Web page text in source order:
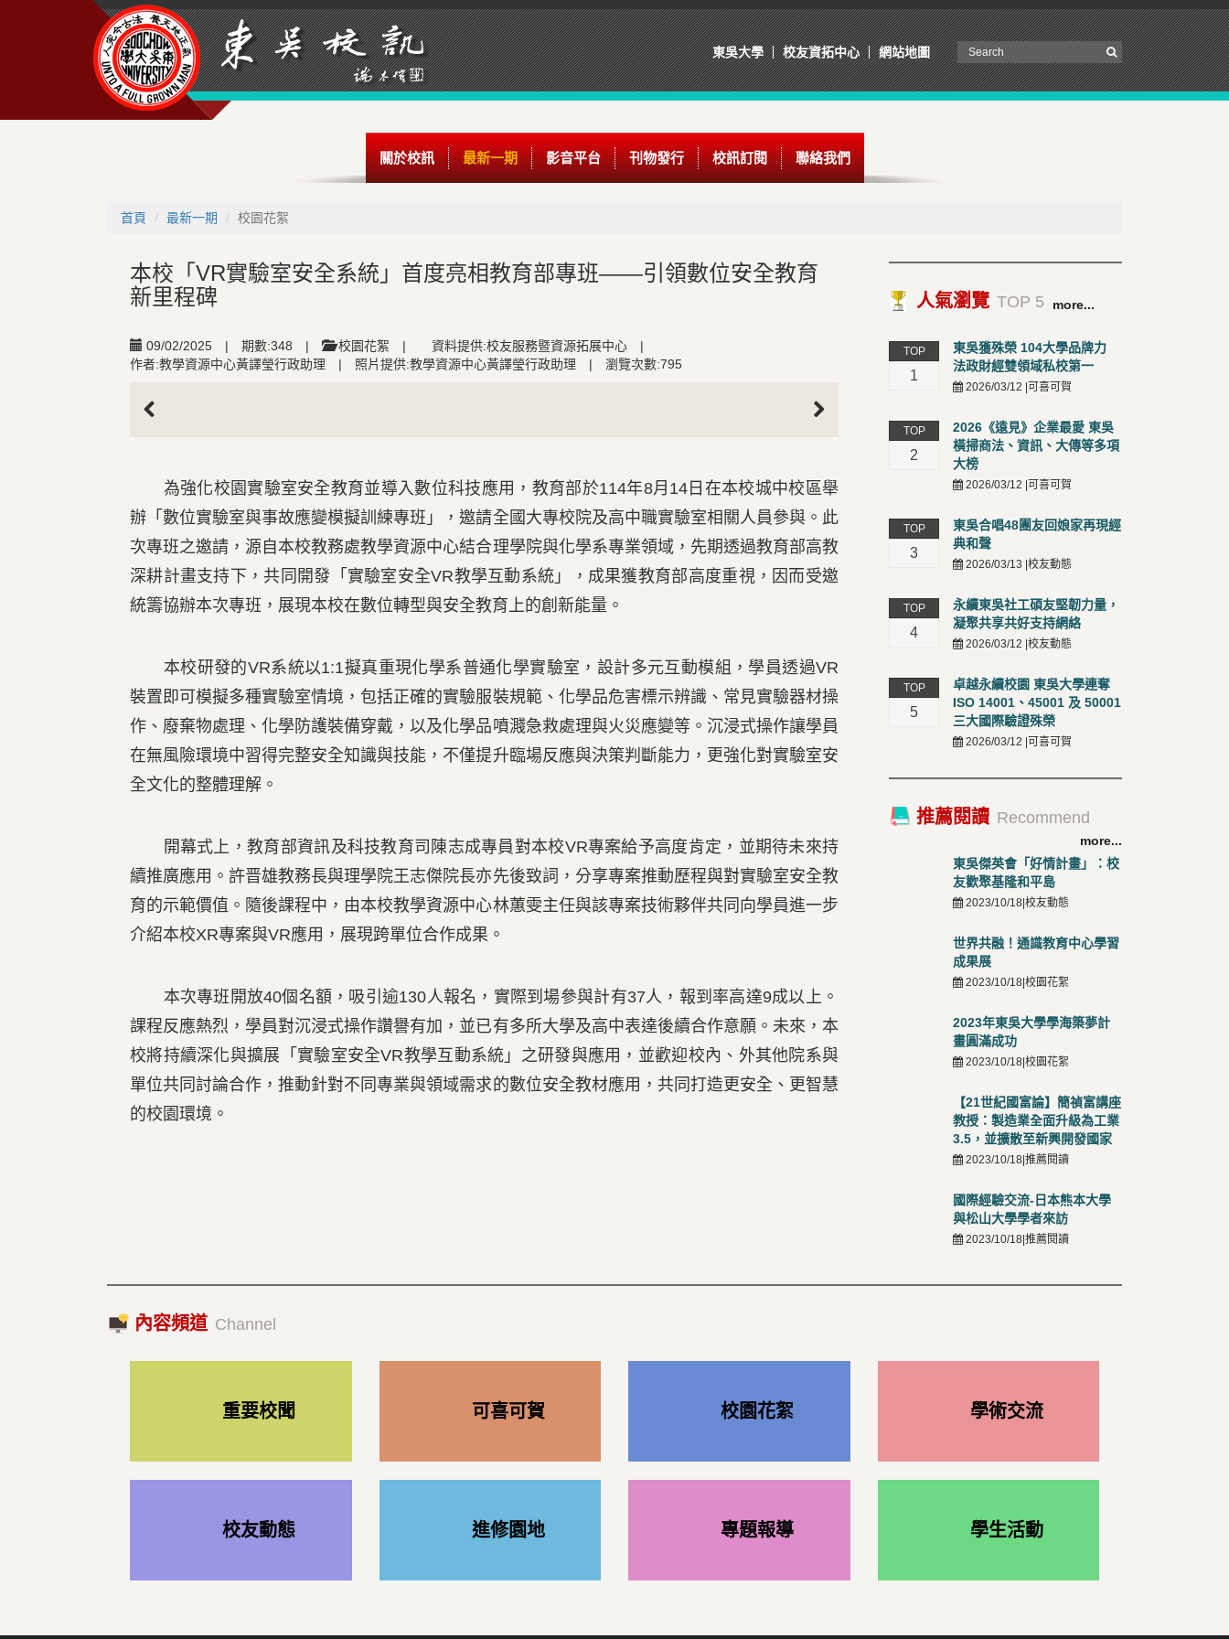
東吳大學 校友資拓中心 網站地圖
關於校訊 最新一期 影音平台 刊物發行 校訊訂閱 聯絡我們
首頁 最新一期 校園花絮
本校「VR實驗室安全系統」首度亮相教育部專班——引領數位安全教育
新里程碑
09/02/2025 | 期數:348 | 校園花絮 | 資料提供:校友服務暨資源拓展中心
|
作者:教學資源中心黃譯瑩行政助理
| 照片提供:教學資源中心黃譯瑩行政助理 | 瀏覽次數:795
為強化校園實驗室安全教育並導入數位科技應用，教育部於114年8月14日在本校城中校區舉
辦「數位實驗室與事故應變模擬訓練專班」，邀請全國大專校院及高中職實驗室相關人員參與。此
次專班之邀請，源自本校教務處教學資源中心結合理學院與化學系專業領域，先期透過教育部高教
深耕計畫支持下，共同開發「實驗室安全VR教學互動系統」，成果獲教育部高度重視，因而受邀
統籌協辦本次專班，展現本校在數位轉型與安全教育上的創新能量。
本校研發的VR系統以1:1擬真重現化學系普通化學實驗室，設計多元互動模組，學員透過VR
裝置即可模擬多種實驗室情境，包括正確的實驗服裝規範、化學品危害標示辨識、常見實驗器材操
作、廢棄物處理、化學防護裝備穿戴，以及化學品噴濺急救處理與火災應變等。沉浸式操作讓學員
在無風險環境中習得完整安全知識與技能，不僅提升臨場反應與決策判斷能力，更強化對實驗室安
全文化的整體理解。
開幕式上，教育部資訊及科技教育司陳志成專員對本校VR專案給予高度肯定，並期待未來持
續推廣應用。許晋雄教務長與理學院王志傑院長亦先後致詞，分享專案推動歷程與對實驗室安全教
育的示範價值。隨後課程中，由本校教學資源中心林蕙雯主任與該專案技術夥伴共同向學員進一步
介紹本校XR專案與VR應用，展現跨單位合作成果。
本次專班開放40個名額，吸引逾130人報名，實際到場參與計有37人，報到率高達9成以上。
課程反應熱烈，學員對沉浸式操作讚譽有加，並已有多所大學及高中表達後續合作意願。未來，本
校將持續深化與擴展「實驗室安全VR教學互動系統」之研發與應用，並歡迎校內、外其他院系與
單位共同討論合作，推動針對不同專業與領域需求的數位安全教材應用，共同打造更安全、更智慧
的校園環境。
人氣瀏覽 TOP 5 more...
TOP
1
東吳獲殊榮 104大學品牌力
法政財經雙領域私校第一
2026/03/12 |可喜可賀
TOP
2
2026《遠見》企業最愛 東吳
橫掃商法、資訊、大傳等多項
大榜
2026/03/12 |可喜可賀
TOP
3
東吳合唱48團友回娘家再現經
典和聲
2026/03/13 |校友動態
TOP
4
永續東吳社工碩友堅韌力量，
凝聚共享共好支持網絡
2026/03/12 |校友動態
TOP
5
卓越永續校園 東吳大學連奪
ISO 14001、45001 及 50001
三大國際驗證殊榮
2026/03/12 |可喜可賀
推薦閱讀 Recommend
more...
東吳傑英會「好情計畫」：校
友歡聚基隆和平島
2023/10/18|校友動態
世界共融！通識教育中心學習
成果展
2023/10/18|校園花絮
2023年東吳大學學海築夢計
畫圓滿成功
2023/10/18|校園花絮
【21世紀國富論】簡禎富講座
教授：製造業全面升級為工業
3.5，並擴散至新興開發國家
2023/10/18|推薦閱讀
國際經驗交流-日本熊本大學
與松山大學學者來訪
2023/10/18|推薦閱讀
內容頻道 Channel
重要校聞 可喜可賀 校園花絮 學術交流
校友動態 進修園地 專題報導 學生活動